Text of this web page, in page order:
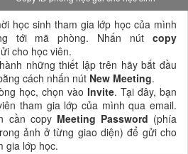
học sinh tham gia lớp học của mình
tới mã phòng. Nhấn nút copy
cho học viên.
những thiết lập trên hãy bắt đầu
cách nhấn nút New Meeting.
học, chọn vào Invite. Tại đây, bạn
tham gia lớp của mình qua email.
cần copy Meeting Password (phía
ảnh ở từng giao diện) để gửi cho
gia lớp học.